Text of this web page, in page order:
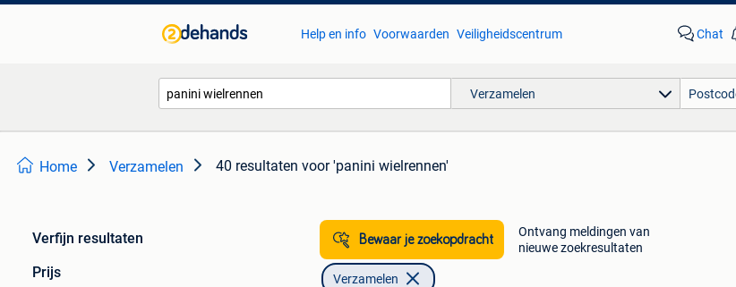
Help en info Voorwaarden Veiligheidscentrum Chat
Verzamelen
Home Verzamelen 40 resultaten voor 'panini wielrennen'
Verfijn resultaten
Prijs
Bewaar je zoekopdracht
Ontvang meldingen van
nieuwe zoekresultaten
Verzamelen